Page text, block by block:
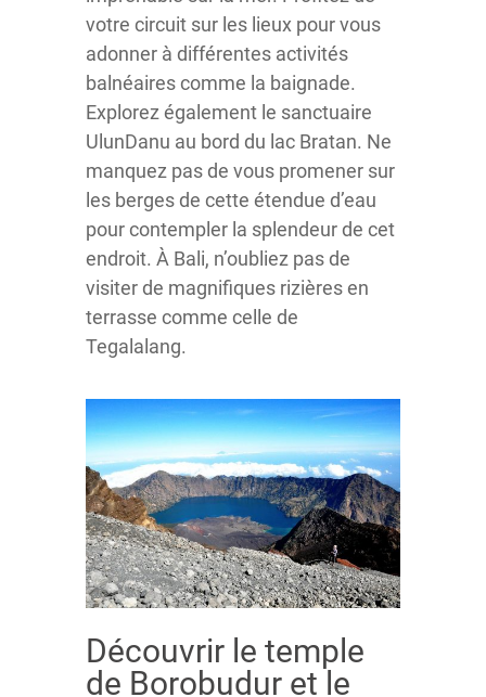
votre circuit sur les lieux pour vous
adonner à différentes activités
balnéaires comme la baignade.
Explorez également le sanctuaire
UlunDanu au bord du lac Bratan. Ne
manquez pas de vous promener sur
les berges de cette étendue d’eau
pour contempler la splendeur de cet
endroit. À Bali, n’oubliez pas de
visiter de magnifiques rizières en
terrasse comme celle de
Tegalalang.
Découvrir le temple
de Borobudur et le